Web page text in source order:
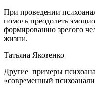
При проведении
помочь преодолеть
формированию зрелого
жизни.
Татьяна Яковенко
Другие примеры
«современный